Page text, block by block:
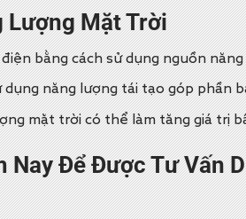
Lượng Mặt Trời
bằng cách sử dụng nguồn
dụng năng lượng tái tạo góp phần
mặt trời có thể làm tăng giá trị
Nay Để Được Tư Vấn